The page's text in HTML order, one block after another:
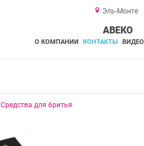
Эль-Монте
АВЕКО
О КОМПАНИИ КОНТАКТЫ ВИДЕО
Средства для бритья